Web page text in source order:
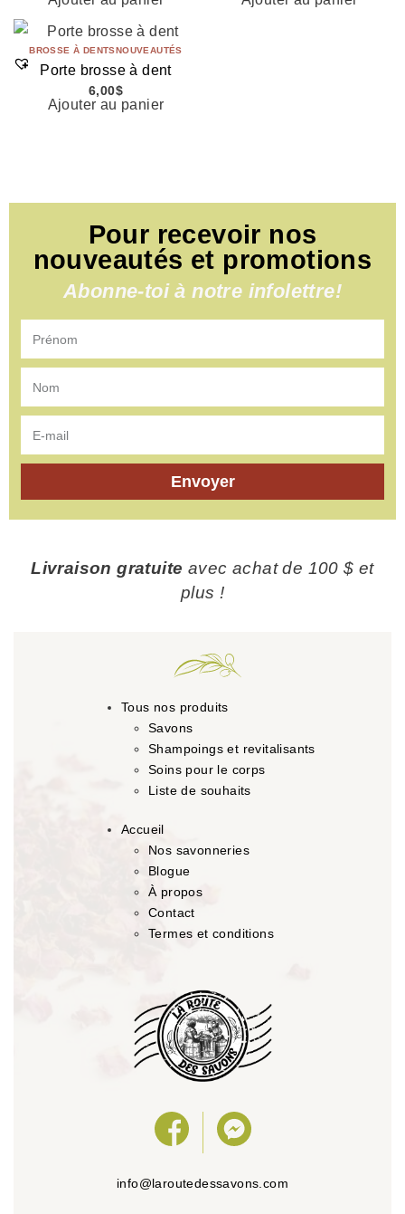
BROSSE À DENTSNOUVEAUTÉS
Porte brosse à dent
6,00$
Ajouter au panier
Pour recevoir nos
nouveautés et promotions
Abonne-toi à notre infolettre!
Envoyer
Livraison gratuite avec achat de 100 $ et
plus !
Tous nos produits
Savons
Shampoings et revitalisants
Soins pour le corps
Liste de souhaits
Accueil
Nos savonneries
Blogue
À propos
Contact
Termes et conditions
info@laroutedessavons.com